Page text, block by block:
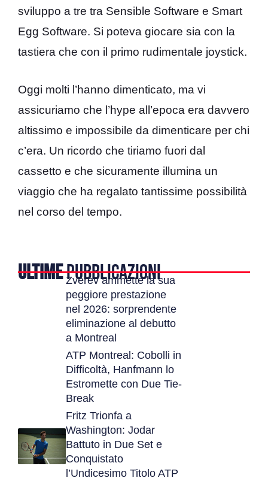
sviluppo a tre tra Sensible Software e Smart
Egg Software. Si poteva giocare sia con la
tastiera che con il primo rudimentale joystick.
Oggi molti l’hanno dimenticato, ma vi
assicuriamo che l’hype all’epoca era davvero
altissimo e impossibile da dimenticare per chi
c’era. Un ricordo che tiriamo fuori dal
cassetto e che sicuramente illumina un
viaggio che ha regalato tantissime possibilità
nel corso del tempo.
ULTIMEPUBBLICAZIONI
Zverev ammette la sua
peggiore prestazione
nel 2026: sorprendente
eliminazione al debutto
a Montreal
ATP Montreal: Cobolli in
Difficoltà, Hanfmann lo
Estromette con Due Tie-
Break
Fritz Trionfa a
Washington: Jodar
Battuto in Due Set e
Conquistato
l’Undicesimo Titolo ATP